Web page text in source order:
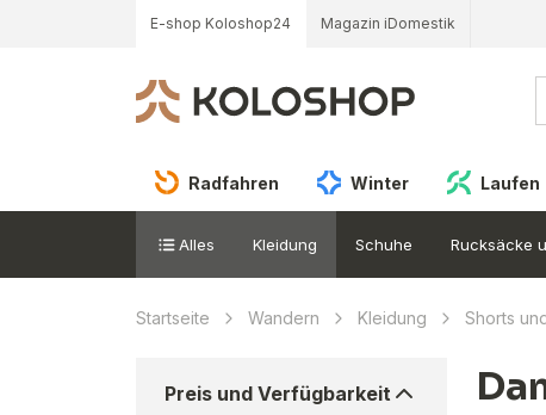
E-shop Koloshop24 Magazin iDomestik
Radfahren Winter Laufen
Alles Kleidung Schuhe Rucksäcke
Startseite Wandern Kleidung Shorts
Preis und Verfügbarkeit